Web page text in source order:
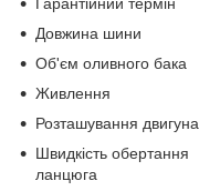
Довжина шини
Об'єм оливного бака
Живлення
Розташування двигуна
Швидкість обертання
ланцюга